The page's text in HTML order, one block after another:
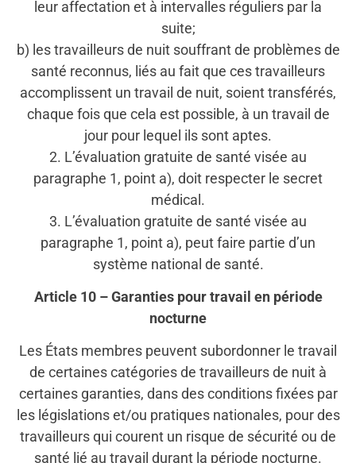
leur affectation et à intervalles réguliers par la
suite;
b) les travailleurs de nuit souffrant de problèmes de
santé reconnus, liés au fait que ces travailleurs
accomplissent un travail de nuit, soient transférés,
chaque fois que cela est possible, à un travail de
jour pour lequel ils sont aptes.
2. L’évaluation gratuite de santé visée au
paragraphe 1, point a), doit respecter le secret
médical.
3. L’évaluation gratuite de santé visée au
paragraphe 1, point a), peut faire partie d’un
système national de santé.
Article 10 – Garanties pour travail en période
nocturne
Les États membres peuvent subordonner le travail
de certaines catégories de travailleurs de nuit à
certaines garanties, dans des conditions fixées par
les législations et/ou pratiques nationales, pour des
travailleurs qui courent un risque de sécurité ou de
santé lié au travail durant la période nocturne.